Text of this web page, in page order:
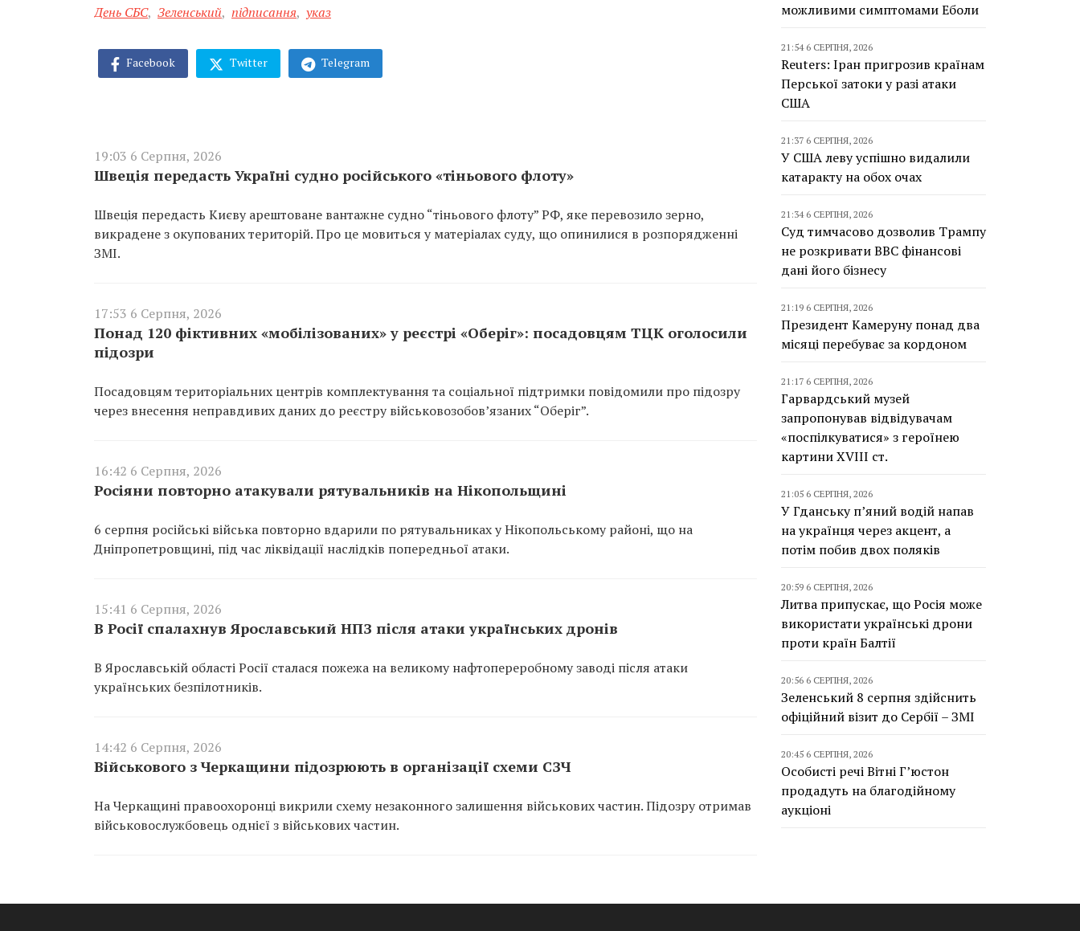
День СБС, Зеленський, підписання, указ
Facebook Twitter Telegram
19:03 6 Серпня, 2026
Швеція передасть Україні судно російського «тіньового флоту»
Швеція передасть Києву арештоване вантажне судно “тіньового флоту” РФ, яке перевозило зерно,
викрадене з окупованих територій. Про це мовиться у матеріалах суду, що опинилися в розпорядженні
ЗМІ.
17:53 6 Серпня, 2026
Понад 120 фіктивних «мобілізованих» у реєстрі «Оберіг»: посадовцям ТЦК оголосили
підозри
Посадовцям територіальних центрів комплектування та соціальної підтримки повідомили про підозру
через внесення неправдивих даних до реєстру військовозобов’язаних “Оберіг”.
16:42 6 Серпня, 2026
Росіяни повторно атакували рятувальників на Нікопольщині
6 серпня російські війська повторно вдарили по рятувальниках у Нікопольському районі, що на
Дніпропетровщині, під час ліквідації наслідків попередньої атаки.
15:41 6 Серпня, 2026
В Росії спалахнув Ярославський НПЗ після атаки українських дронів
В Ярославській області Росії сталася пожежа на великому нафтопереробному заводі після атаки
українських безпілотників.
14:42 6 Серпня, 2026
Військового з Черкащини підозрюють в організації схеми СЗЧ
На Черкащині правоохоронці викрили схему незаконного залишення військових частин. Підозру отримав
військовослужбовець однієї з військових частин.
можливими симптомами Еболи
21:54 6 СЕРПНЯ, 2026
Reuters: Іран пригрозив країнам
Перської затоки у разі атаки
США
21:37 6 СЕРПНЯ, 2026
У США леву успішно видалили
катаракту на обох очах
21:34 6 СЕРПНЯ, 2026
Суд тимчасово дозволив Трампу
не розкривати BBC фінансові
дані його бізнесу
21:19 6 СЕРПНЯ, 2026
Президент Камеруну понад два
місяці перебуває за кордоном
21:17 6 СЕРПНЯ, 2026
Гарвардський музей
запропонував відвідувачам
«поспілкуватися» з героїнею
картини XVIII ст.
21:05 6 СЕРПНЯ, 2026
У Гданську п’яний водій напав
на українця через акцент, а
потім побив двох поляків
20:59 6 СЕРПНЯ, 2026
Литва припускає, що Росія може
використати українські дрони
проти країн Балтії
20:56 6 СЕРПНЯ, 2026
Зеленський 8 серпня здійснить
офіційний візит до Сербії – ЗМІ
20:45 6 СЕРПНЯ, 2026
Особисті речі Вітні Г’юстон
продадуть на благодійному
аукціоні